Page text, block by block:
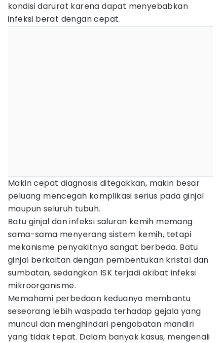
kondisi darurat karena dapat menyebabkan
infeksi berat dengan cepat.
Makin cepat diagnosis ditegakkan, makin besar
peluang mencegah komplikasi serius pada ginjal
maupun seluruh tubuh.
Batu ginjal dan infeksi saluran kemih memang
sama-sama menyerang sistem kemih, tetapi
mekanisme penyakitnya sangat berbeda. Batu
ginjal berkaitan dengan pembentukan kristal dan
sumbatan, sedangkan ISK terjadi akibat infeksi
mikroorganisme.
Memahami perbedaan keduanya membantu
seseorang lebih waspada terhadap gejala yang
muncul dan menghindari pengobatan mandiri
yang tidak tepat. Dalam banyak kasus, mengenali